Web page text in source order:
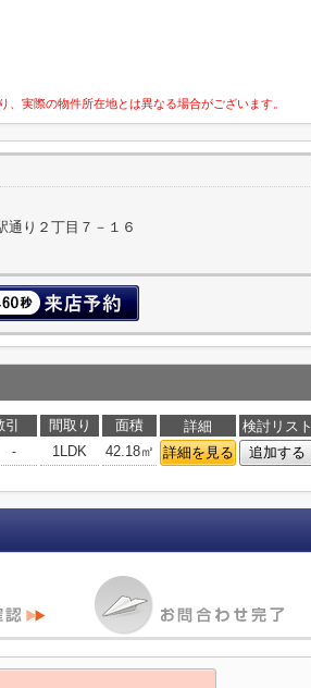
実際の物件所在地とは異なる場合がございます。
通り２丁目７－１６
間取り 面積 詳細
検討リスト
- 1LDK 42.18㎡ 詳細を見る 追加する